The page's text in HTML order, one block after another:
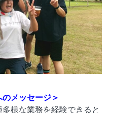
メッセージ＞
様な業務を経験できると